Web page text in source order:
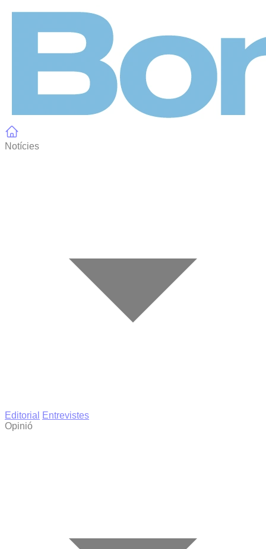
Notícies
Editorial
Entrevistes
Opinió